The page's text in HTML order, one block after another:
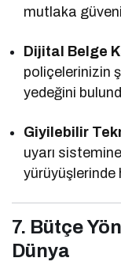
mutlaka
Dijital Belge
poliçelerinizin
yedeğini
Giyilebilir
uyarı
yürüyüşlerinde
7. Bütçe
Dünya